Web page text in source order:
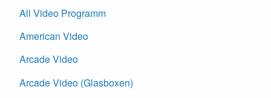
All Video Programm
American Video
Arcade Video
Arcade Video (Glasboxen)